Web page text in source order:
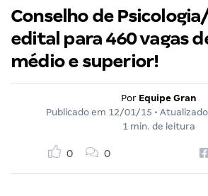
Conselho de
edital para 460 vagas
médio e superior!
Por Equipe Gran
Publicado em 12/01/15 •
1 min. de leitura
0 0